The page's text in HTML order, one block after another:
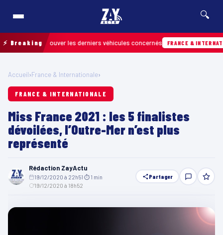
🔍
⚡ Breaking
pour retrouver les derniers véhicules concernés FRANCE &
Accueil›France & Internationale›
FRANCE & INTERNATIONALE
Miss France 2021 : les 5 finalistes
dévoilées, l’Outre-Mer n’est plus
représenté
Rédaction ZayActu
19/12/2020 à 22h51 ⏱ 1 min
19/12/2020 à 18h52
Partager